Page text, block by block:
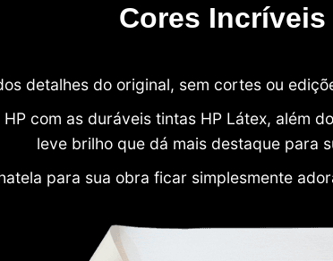
Cores Incríveis
detalhes do original, sem cortes ou
com as duráveis tintas HP Látex, além
leve brilho que dá mais destaque para
para sua obra ficar simplesmente